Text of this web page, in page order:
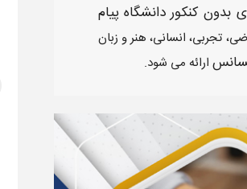
بدون کنکور دانشگاه پیام
تجربی، انسانی، هنر و زبان
ارائه می شود.